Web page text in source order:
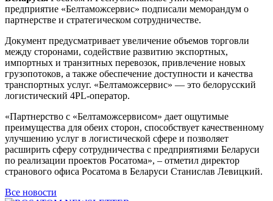
предприятие «Белтаможсервис» подписали меморандум о
партнерстве и стратегическом сотрудничестве.
Документ предусматривает увеличение объемов торговли
между сторонами, содействие развитию экспортных,
импортных и транзитных перевозок, привлечение новых
грузопотоков, а также обеспечение доступности и качества
транспортных услуг. «Белтаможсервис» — это белорусский
логистический 4PL-оператор.
«Партнерство с «Белтаможсервисом» дает ощутимые
преимущества для обеих сторон, способствует качественному
улучшению услуг в логистической сфере и позволяет
расширить сферу сотрудничества с предприятиями Беларуси
по реализации проектов Росатома», – отметил директор
странового офиса Росатома в Беларуси Станислав Левицкий.
Все новости